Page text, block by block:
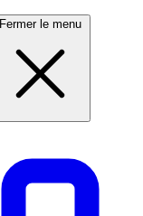
Fermer le menu